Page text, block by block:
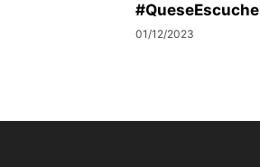
#QueseEscuche
01/12/2023